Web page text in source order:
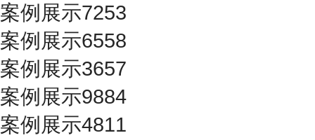
案例展示7253
案例展示6558
案例展示3657
案例展示9884
案例展示4811